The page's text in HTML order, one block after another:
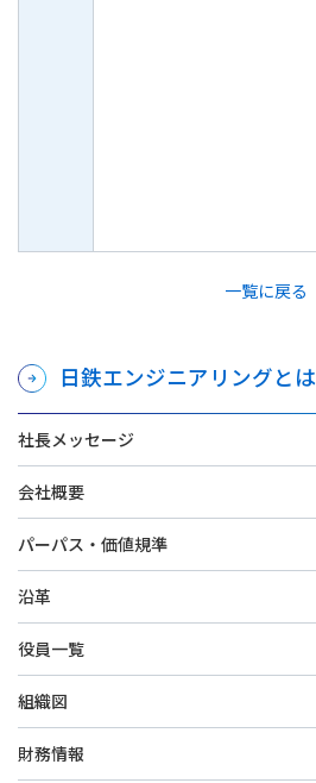
一覧に戻る
日鉄エンジニアリングとは
社長メッセージ
会社概要
パーパス・価値規準
沿革
役員一覧
組織図
財務情報